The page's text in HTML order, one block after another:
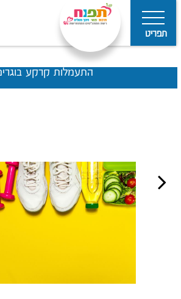
תפריט
התעמלות קרקע בוגרים